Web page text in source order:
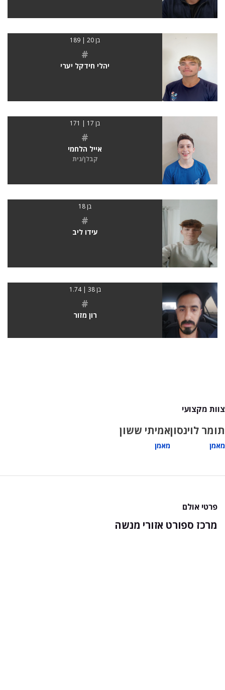
בן 20 | 189
#
יהלי חידקל יערי
בן 17 | 171
#
אייל הלחמי
קבלן/נית
בן 18
#
עידו ליב
בן 38 | 1.74
#
רון מזור
צוות מקצועי
תומר לוינסון
מאמן
אמיתי ששון
מאמן
פרטי אולם
מרכז ספורט אזורי מנשה